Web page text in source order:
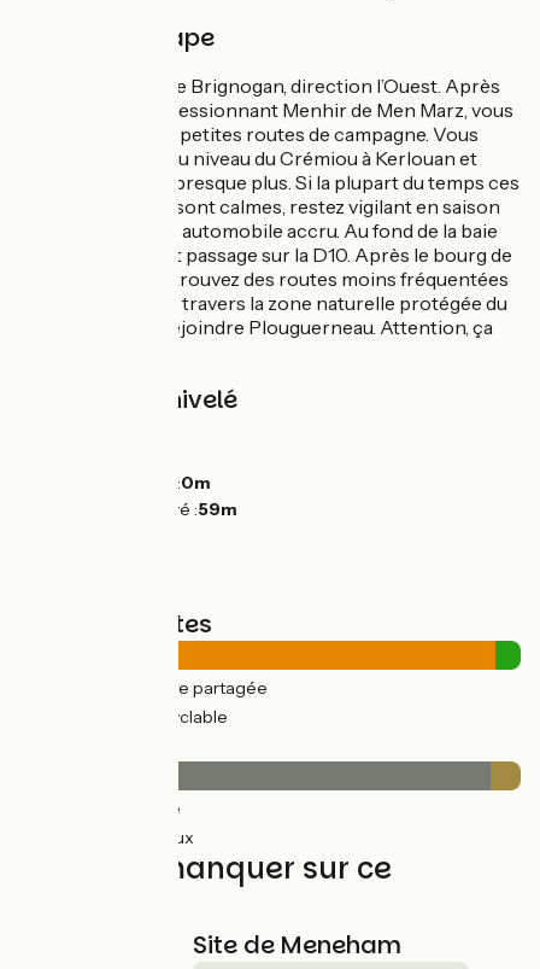
Détail de l'étape
Quittez le bourg de Brignogan, direction l’Ouest. Après
avoir croisé l’impressionnant Menhir de Men Marz, vous
continuez sur des petites routes de campagne. Vous
rejoignez la côte au niveau du Crémiou à Kerlouan et
vous ne la quittez presque plus. Si la plupart du temps ces
routes partagées sont calmes, restez vigilant en saison
en raison du trafic automobile accru. Au fond de la baie
de Tresseny, court passage sur la D10. Après le bourg de
Guissény, vous retrouvez des routes moins fréquentées
qui vous mènent à travers la zone naturelle protégée du
Curnic avant de rejoindre Plouguerneau. Attention, ça
Pentes et dénivelé
Point le plus bas :0m
Point le plus élevé :59m
Types de routes
(95%) Route partagée
(5%) Voie cyclable
(94%) Lisse
(6%) Rugueux
À ne pas manquer sur ce
Site de Meneham